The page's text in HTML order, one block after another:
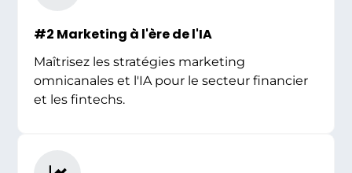
#2 Marketing à l'ère de l'IA
Maîtrisez les stratégies marketing
omnicanales et l'IA pour le secteur financier
et les fintechs.